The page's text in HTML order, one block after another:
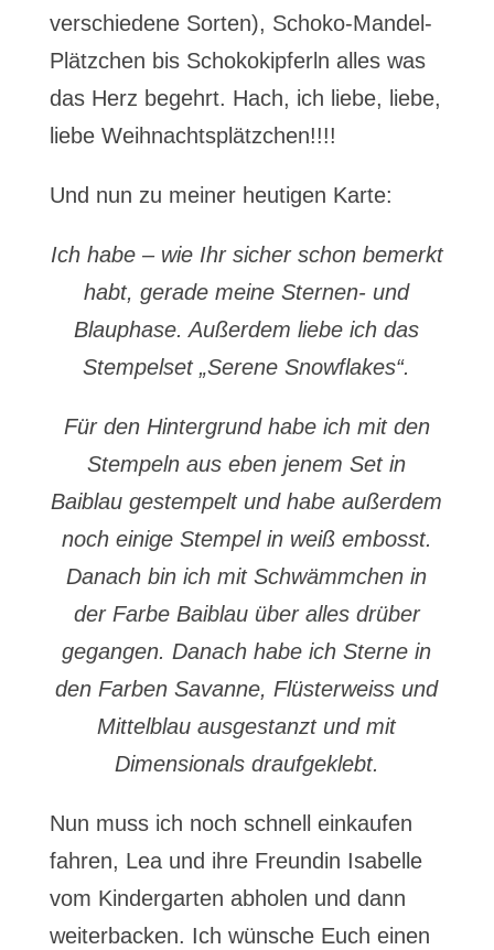
verschiedene Sorten), Schoko-Mandel-
Plätzchen bis Schokokipferln alles was
das Herz begehrt. Hach, ich liebe, liebe,
liebe Weihnachtsplätzchen!!!!
Und nun zu meiner heutigen Karte:
Ich habe – wie Ihr sicher schon bemerkt
habt, gerade meine Sternen- und
Blauphase. Außerdem liebe ich das
Stempelset „Serene Snowflakes“.
Für den Hintergrund habe ich mit den
Stempeln aus eben jenem Set in
Baiblau gestempelt und habe außerdem
noch einige Stempel in weiß embosst.
Danach bin ich mit Schwämmchen in
der Farbe Baiblau über alles drüber
gegangen. Danach habe ich Sterne in
den Farben Savanne, Flüsterweiss und
Mittelblau ausgestanzt und mit
Dimensionals draufgeklebt.
Nun muss ich noch schnell einkaufen
fahren, Lea und ihre Freundin Isabelle
vom Kindergarten abholen und dann
weiterbacken. Ich wünsche Euch einen